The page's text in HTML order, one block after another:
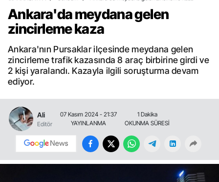
Ankara'da meydana gelen
zincirleme kaza
Ankara'nın Pursaklar ilçesinde meydana gelen
zincirleme trafik kazasında 8 araç birbirine girdi ve
2 kişi yaralandı. Kazayla ilgili soruşturma devam
ediyor.
Ali
Editör
07 Kasım 2024 - 21:37
YAYINLANMA
1 Dakika
OKUNMA SÜRESİ